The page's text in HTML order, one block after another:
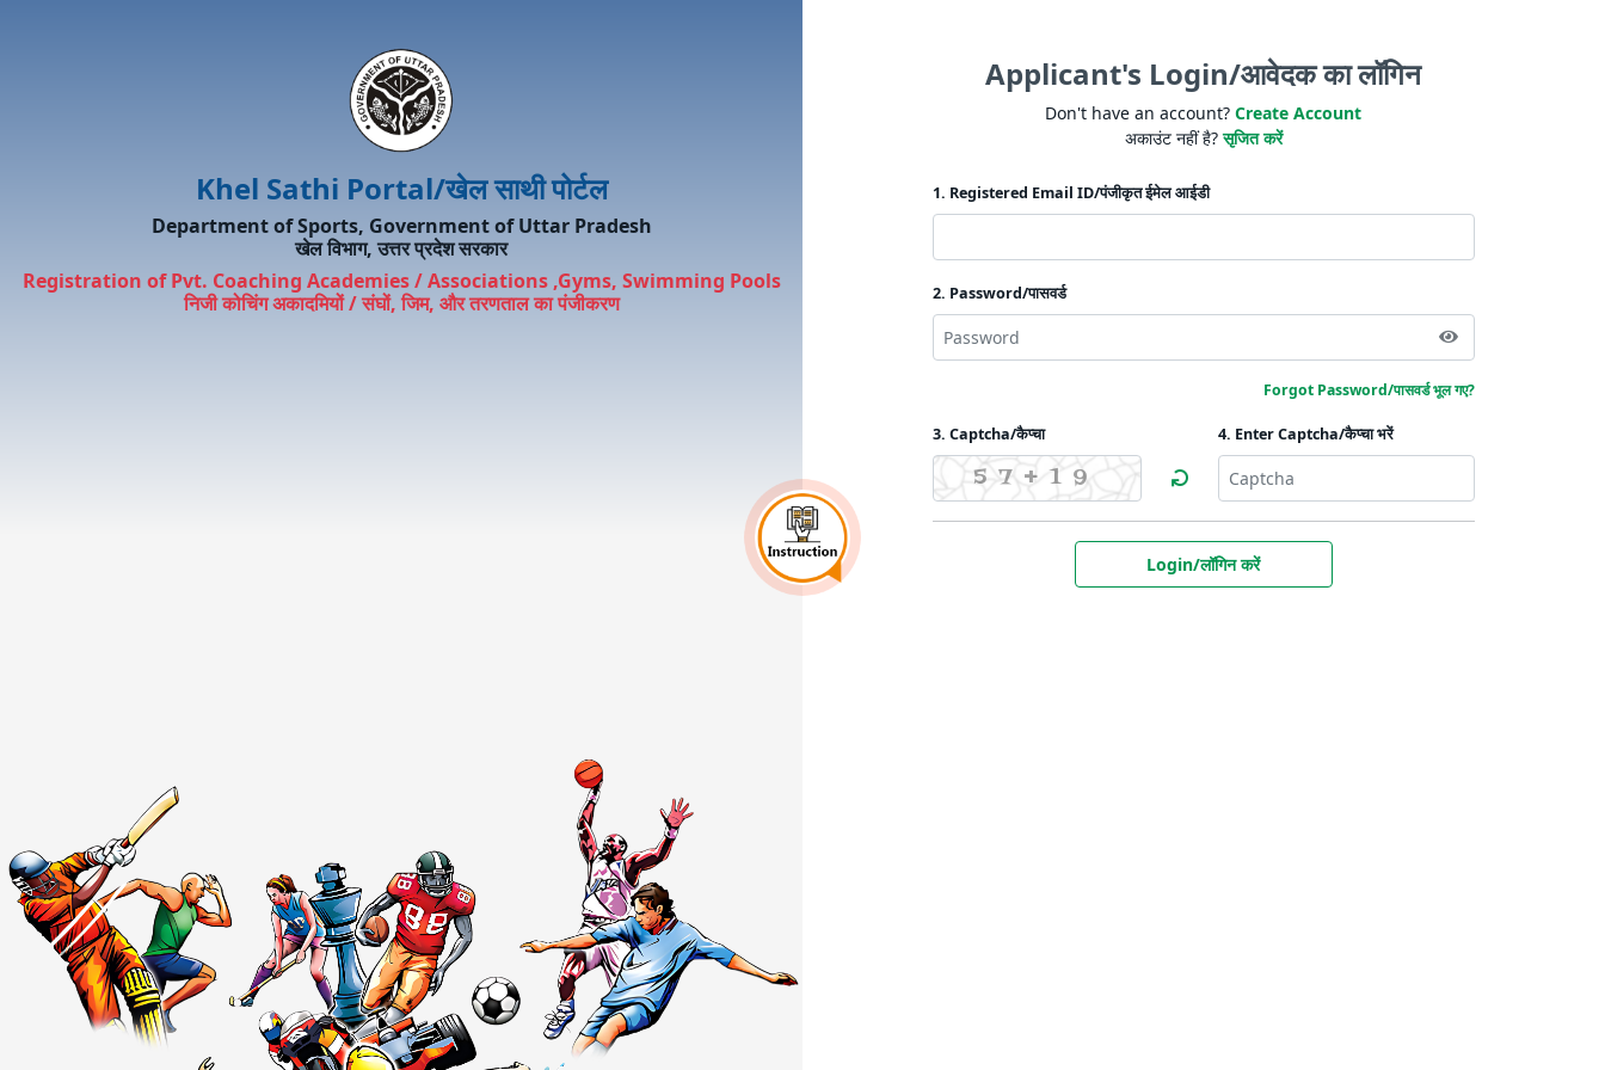
Khel Sathi Portal/खेल साथी पोर्टल
Department of Sports, Government of Uttar Pradesh
खेल विभाग, उत्तर प्रदेश सरकार
Registration of Pvt. Coaching Academies / Associations ,Gyms, Swimming Pools
निजी कोचिंग अकादमियों / संघों, जिम, और तरणताल का पंजीकरण
Applicant's Login/आवेदक का लॉगिन
Don't have an account?Create Account
अकाउंट नहीं है?सृजित करें
1. Registered Email ID/पंजीकृत ईमेल आईडी
2. Password/पासवर्ड
Forgot Password/पासवर्ड भूल गए?
3. Captcha/कैप्चा
57+19
4. Enter Captcha/कैप्चा भरें
Login/लॉगिन करें